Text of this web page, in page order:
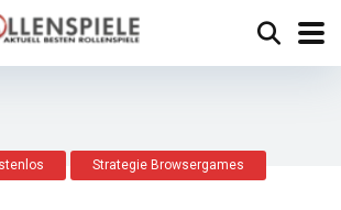
Strategie Browsergames